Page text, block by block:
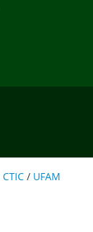
CTIC / UFAM